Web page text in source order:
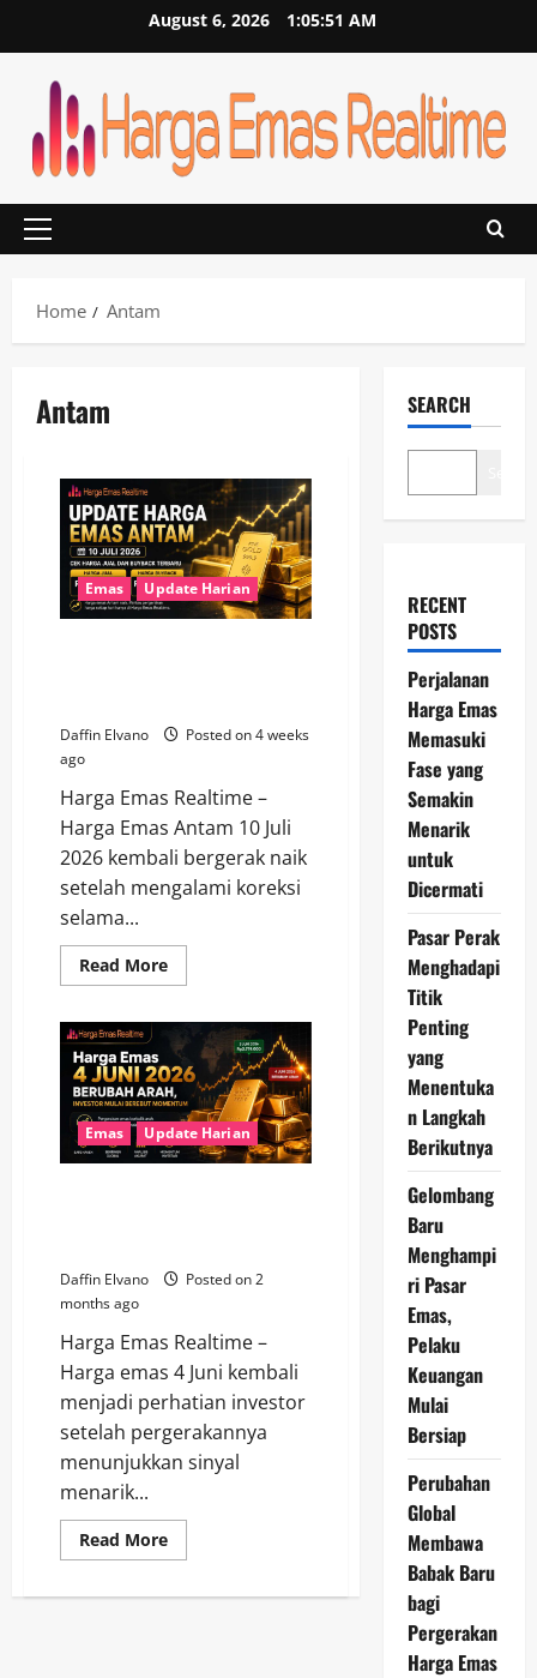
August 6, 2026 1:05:51 AM
Primary
Home
Antam
Antam
Emas Update Harian
Daffin Elvano
Posted on 4 weeks
ago
Harga Emas Realtime –
Harga Emas Antam 10 Juli
2026 kembali bergerak naik
setelah mengalami koreksi
selama...
Read MoreRead
more
Harga
Emas
Antam
10
Juli
2026,
Cek
Harga
Jual
Emas Update Harian
Daffin Elvano
Posted on 2
months ago
Harga Emas Realtime –
Harga emas 4 Juni kembali
menjadi perhatian investor
setelah pergerakannya
menunjukkan sinyal
menarik...
Read MoreRead
more
Emas
SEARCH
RECENT
POSTS
Perjalanan
Harga Emas
Memasuki
Fase yang
Semakin
Menarik
untuk
Dicermati
Pasar Perak
Menghadapi
Titik
Penting
yang
Menentuka
n Langkah
Berikutnya
Gelombang
Baru
Menghampi
ri Pasar
Emas,
Pelaku
Keuangan
Mulai
Bersiap
Perubahan
Global
Membawa
Babak Baru
bagi
Pergerakan
Harga Emas